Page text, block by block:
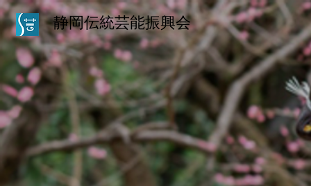
静岡伝統芸能振興会